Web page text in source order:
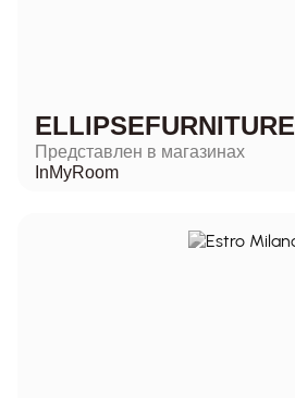
ELLIPSEFURNITURE
Представлен в магазинах
InMyRoom